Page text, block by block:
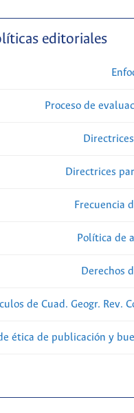
editoriales
Proceso de
Directrices
Frecuencia
Política de
Derechos
de Cuad. Geogr. Rev.
ética de publicación y